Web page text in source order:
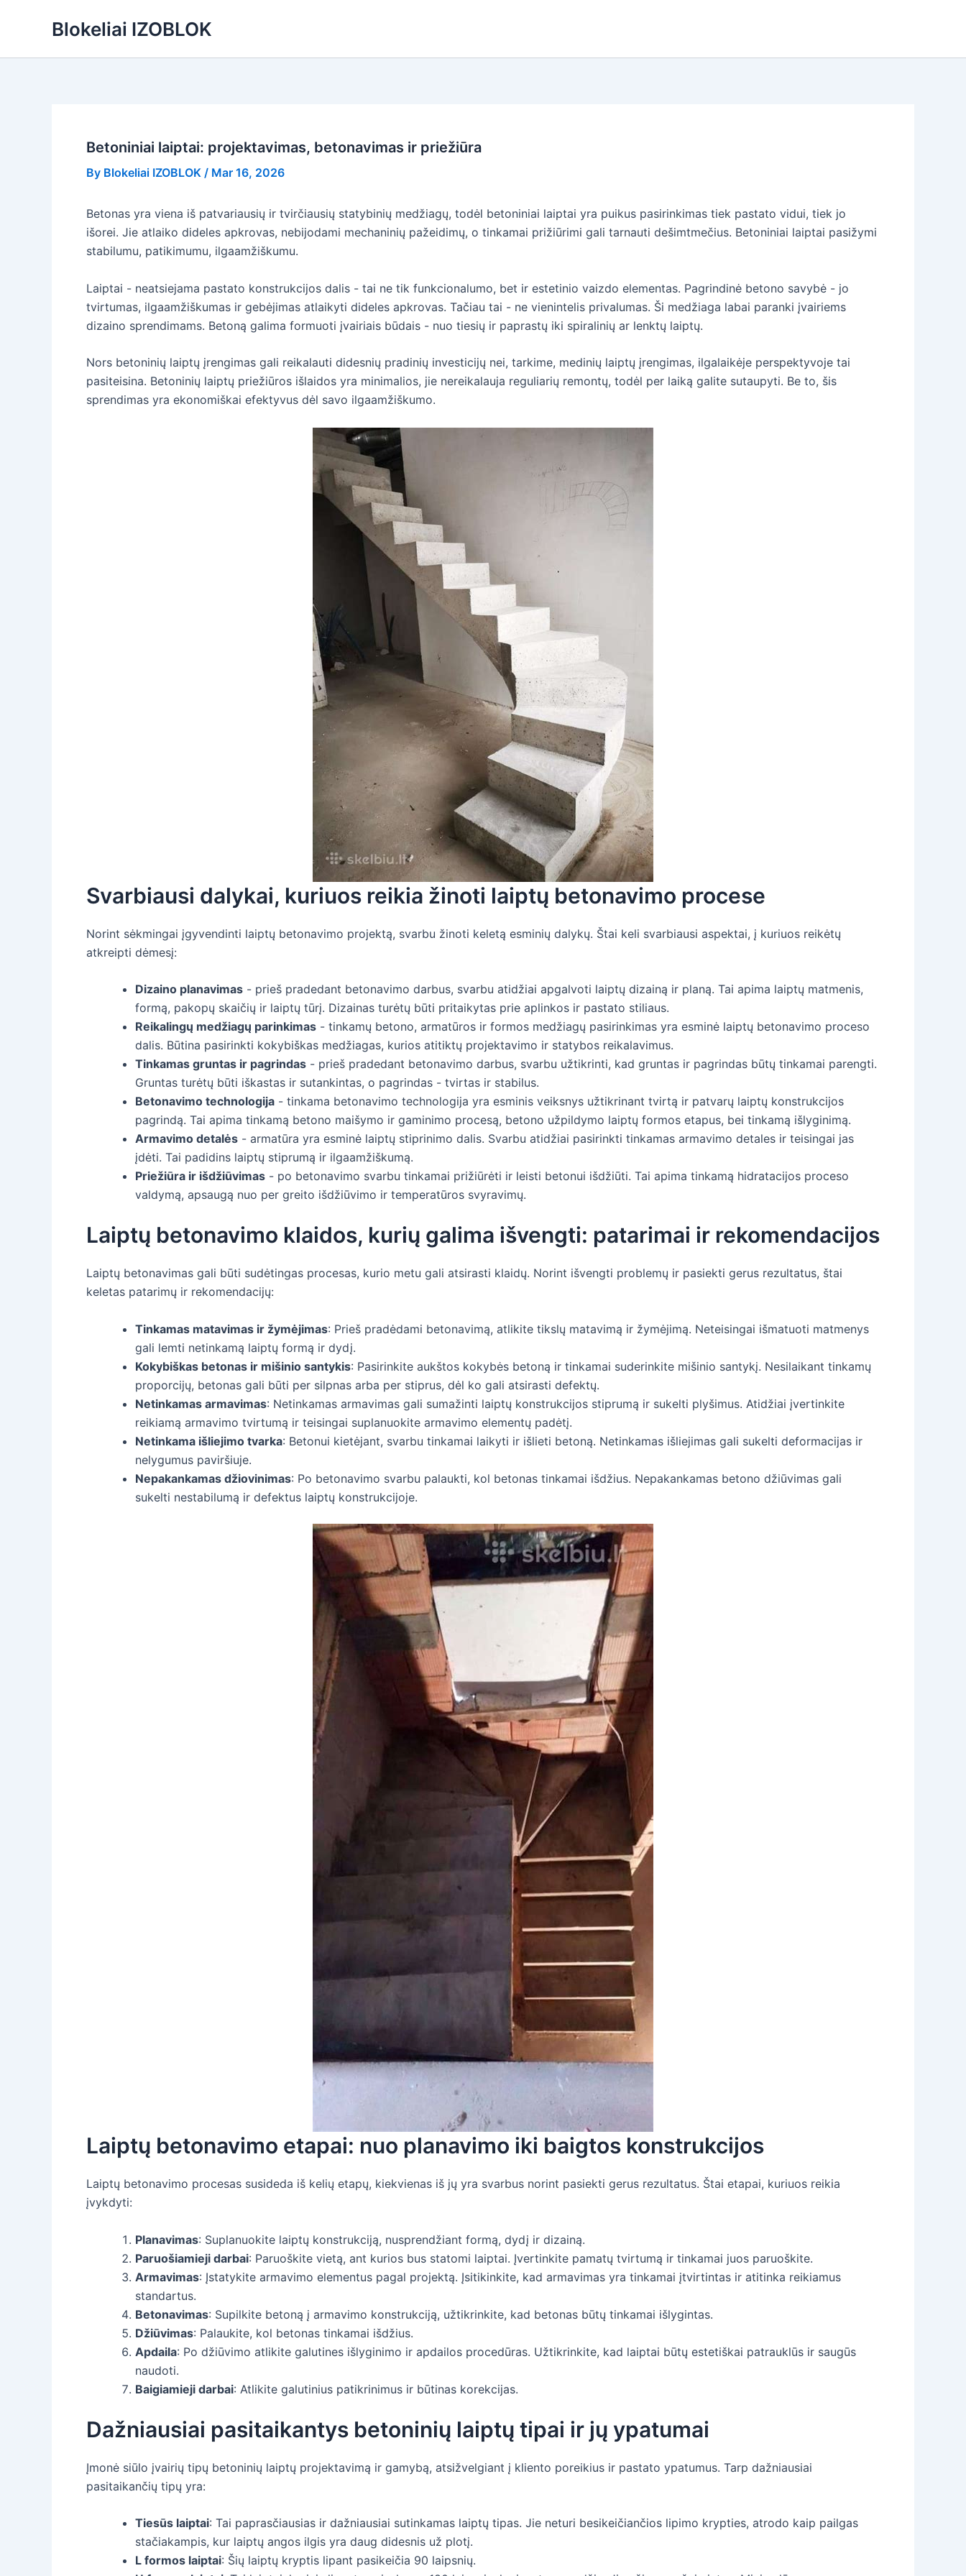
Blokeliai IZOBLOK
Betoniniai laiptai: projektavimas, betonavimas ir priežiūra
By Blokeliai IZOBLOK / Mar 16, 2026
Betonas yra viena iš patvariausių ir tvirčiausių statybinių medžiagų, todėl betoniniai laiptai yra puikus pasirinkimas tiek pastato vidui, tiek jo
išorei. Jie atlaiko dideles apkrovas, nebijodami mechaninių pažeidimų, o tinkamai prižiūrimi gali tarnauti dešimtmečius. Betoniniai laiptai pasižymi
stabilumu, patikimumu, ilgaamžiškumu.
Laiptai - neatsiejama pastato konstrukcijos dalis - tai ne tik funkcionalumo, bet ir estetinio vaizdo elementas. Pagrindinė betono savybė - jo
tvirtumas, ilgaamžiškumas ir gebėjimas atlaikyti dideles apkrovas. Tačiau tai - ne vienintelis privalumas. Ši medžiaga labai paranki įvairiems
dizaino sprendimams. Betoną galima formuoti įvairiais būdais - nuo tiesių ir paprastų iki spiralinių ar lenktų laiptų.
Nors betoninių laiptų įrengimas gali reikalauti didesnių pradinių investicijų nei, tarkime, medinių laiptų įrengimas, ilgalaikėje perspektyvoje tai
pasiteisina. Betoninių laiptų priežiūros išlaidos yra minimalios, jie nereikalauja reguliarių remontų, todėl per laiką galite sutaupyti. Be to, šis
sprendimas yra ekonomiškai efektyvus dėl savo ilgaamžiškumo.
Svarbiausi dalykai, kuriuos reikia žinoti laiptų betonavimo procese
Norint sėkmingai įgyvendinti laiptų betonavimo projektą, svarbu žinoti keletą esminių dalykų. Štai keli svarbiausi aspektai, į kuriuos reikėtų
atkreipti dėmesį:
Dizaino planavimas - prieš pradedant betonavimo darbus, svarbu atidžiai apgalvoti laiptų dizainą ir planą. Tai apima laiptų matmenis,
formą, pakopų skaičių ir laiptų tūrį. Dizainas turėtų būti pritaikytas prie aplinkos ir pastato stiliaus.
Reikalingų medžiagų parinkimas - tinkamų betono, armatūros ir formos medžiagų pasirinkimas yra esminė laiptų betonavimo proceso
dalis. Būtina pasirinkti kokybiškas medžiagas, kurios atitiktų projektavimo ir statybos reikalavimus.
Tinkamas gruntas ir pagrindas - prieš pradedant betonavimo darbus, svarbu užtikrinti, kad gruntas ir pagrindas būtų tinkamai parengti.
Gruntas turėtų būti iškastas ir sutankintas, o pagrindas - tvirtas ir stabilus.
Betonavimo technologija - tinkama betonavimo technologija yra esminis veiksnys užtikrinant tvirtą ir patvarų laiptų konstrukcijos
pagrindą. Tai apima tinkamą betono maišymo ir gaminimo procesą, betono užpildymo laiptų formos etapus, bei tinkamą išlyginimą.
Armavimo detalės - armatūra yra esminė laiptų stiprinimo dalis. Svarbu atidžiai pasirinkti tinkamas armavimo detales ir teisingai jas
įdėti. Tai padidins laiptų stiprumą ir ilgaamžiškumą.
Priežiūra ir išdžiūvimas - po betonavimo svarbu tinkamai prižiūrėti ir leisti betonui išdžiūti. Tai apima tinkamą hidratacijos proceso
valdymą, apsaugą nuo per greito išdžiūvimo ir temperatūros svyravimų.
Laiptų betonavimo klaidos, kurių galima išvengti: patarimai ir rekomendacijos
Laiptų betonavimas gali būti sudėtingas procesas, kurio metu gali atsirasti klaidų. Norint išvengti problemų ir pasiekti gerus rezultatus, štai
keletas patarimų ir rekomendacijų:
Tinkamas matavimas ir žymėjimas: Prieš pradėdami betonavimą, atlikite tikslų matavimą ir žymėjimą. Neteisingai išmatuoti matmenys
gali lemti netinkamą laiptų formą ir dydį.
Kokybiškas betonas ir mišinio santykis: Pasirinkite aukštos kokybės betoną ir tinkamai suderinkite mišinio santykį. Nesilaikant tinkamų
proporcijų, betonas gali būti per silpnas arba per stiprus, dėl ko gali atsirasti defektų.
Netinkamas armavimas: Netinkamas armavimas gali sumažinti laiptų konstrukcijos stiprumą ir sukelti plyšimus. Atidžiai įvertinkite
reikiamą armavimo tvirtumą ir teisingai suplanuokite armavimo elementų padėtį.
Netinkama išliejimo tvarka: Betonui kietėjant, svarbu tinkamai laikyti ir išlieti betoną. Netinkamas išliejimas gali sukelti deformacijas ir
nelygumus paviršiuje.
Nepakankamas džiovinimas: Po betonavimo svarbu palaukti, kol betonas tinkamai išdžius. Nepakankamas betono džiūvimas gali
sukelti nestabilumą ir defektus laiptų konstrukcijoje.
Laiptų betonavimo etapai: nuo planavimo iki baigtos konstrukcijos
Laiptų betonavimo procesas susideda iš kelių etapų, kiekvienas iš jų yra svarbus norint pasiekti gerus rezultatus. Štai etapai, kuriuos reikia
įvykdyti:
Planavimas: Suplanuokite laiptų konstrukciją, nusprendžiant formą, dydį ir dizainą.
Paruošiamieji darbai: Paruoškite vietą, ant kurios bus statomi laiptai. Įvertinkite pamatų tvirtumą ir tinkamai juos paruoškite.
Armavimas: Įstatykite armavimo elementus pagal projektą. Įsitikinkite, kad armavimas yra tinkamai įtvirtintas ir atitinka reikiamus
standartus.
Betonavimas: Supilkite betoną į armavimo konstrukciją, užtikrinkite, kad betonas būtų tinkamai išlygintas.
Džiūvimas: Palaukite, kol betonas tinkamai išdžius.
Apdaila: Po džiūvimo atlikite galutines išlyginimo ir apdailos procedūras. Užtikrinkite, kad laiptai būtų estetiškai patrauklūs ir saugūs
naudoti.
Baigiamieji darbai: Atlikite galutinius patikrinimus ir būtinas korekcijas.
Dažniausiai pasitaikantys betoninių laiptų tipai ir jų ypatumai
Įmonė siūlo įvairių tipų betoninių laiptų projektavimą ir gamybą, atsižvelgiant į kliento poreikius ir pastato ypatumus. Tarp dažniausiai
pasitaikančių tipų yra:
Tiesūs laiptai: Tai paprasčiausias ir dažniausiai sutinkamas laiptų tipas. Jie neturi besikeičiančios lipimo krypties, atrodo kaip pailgas
stačiakampis, kur laiptų angos ilgis yra daug didesnis už plotį.
L formos laiptai: Šių laiptų kryptis lipant pasikeičia 90 laipsnių.